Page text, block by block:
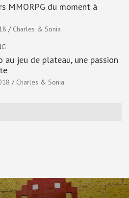
MMORPG du moment à
Charles & Sonia
au jeu de plateau, une passion
Charles & Sonia